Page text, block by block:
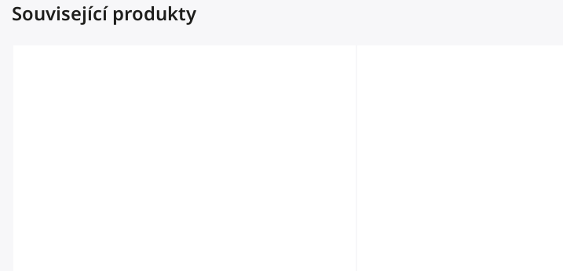
Související produkty